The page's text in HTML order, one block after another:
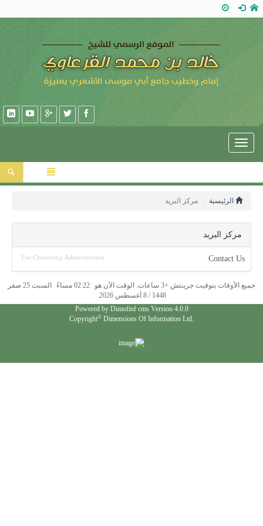
Toggle
navigation
الرئيسية مركز البريد
مركز البريد
Contact Us
For Contacting Administration
جميع الأوقات بتوقيت جرينتش +3 ساعات. الوقت الآن هو 02:22 مساءً
السبت 25 صفر
1448 / 8 أغسطس 2026.
Powered by Dimofinf cmsVersion 4.0.0
Copyright© Dimensions Of Information Ltd.